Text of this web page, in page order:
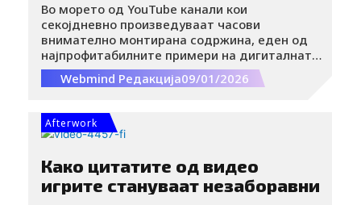
Во морето од YouTube канали кои
секојдневно произведуваат часови
внимателно монтирана содржина, еден од
најпрофитабилните примери на дигиталната
економија настанал речиси случајно и
целосно тивко.
Webmind Редакција09/01/2026
Afterwork
Како цитатите од видео
игрите стануваат незаборавни